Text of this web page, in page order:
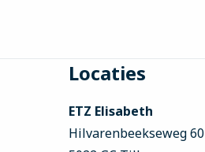
footer
Locaties
ETZ Elisabeth
Hilvarenbeekseweg 60